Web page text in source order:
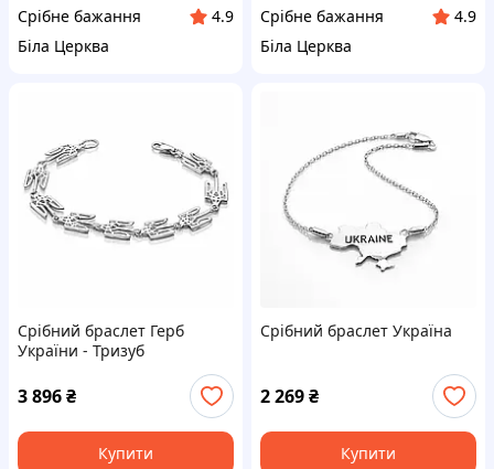
Срібне бажання
4.9
Біла Церква
Срібне бажання
4.9
Біла Церква
Срібний браслет Герб
України - Тризуб
3 896₴
Купити
Срібний браслет Україна
2 269₴
Купити